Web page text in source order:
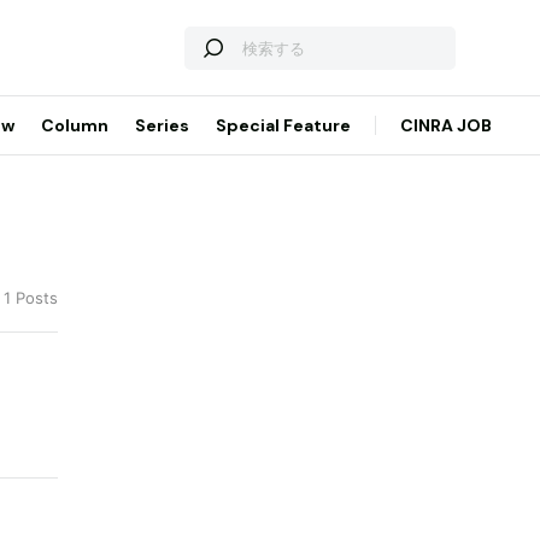
Column Series Special Feature CINRA JOB
Posts